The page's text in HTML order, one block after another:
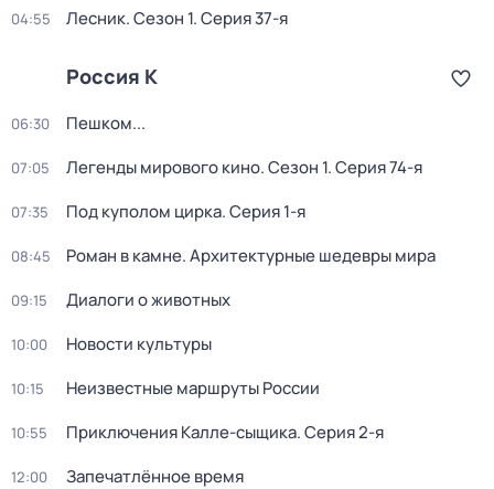
04:55 Лесник. Сезон 1. Серия 37-я
Россия К
06:30 Пешком...
07:05 Легенды мирового кино. Сезон 1. Серия 74-я
07:35 Под куполом цирка. Серия 1-я
08:45 Роман в камне. Архитектурные шедевры мира
09:15 Диалоги о животных
10:00 Новости культуры
10:15 Неизвестные маршруты России
10:55 Приключения Калле-сыщика. Серия 2-я
12:00 Запечатлённое время